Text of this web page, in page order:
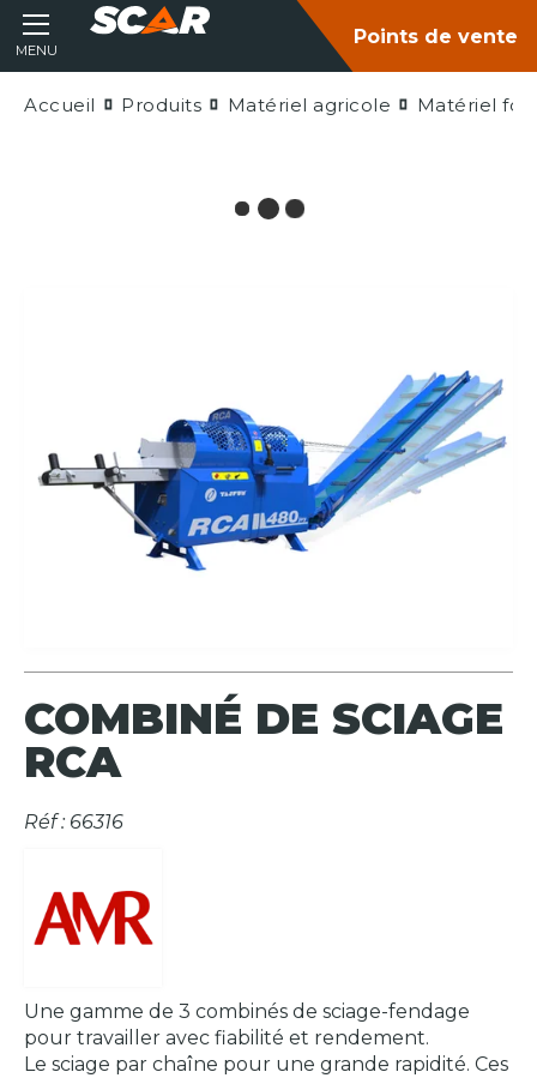
MENU
Points de vente
Accueil Produits Matériel agricole Matériel
COMBINÉ DE SCIAGE
RCA
Réf : 66316
Une gamme de 3 combinés de sciage-fendage
pour travailler avec fiabilité et rendement.
Le sciage par chaîne pour une grande rapidité. Ces